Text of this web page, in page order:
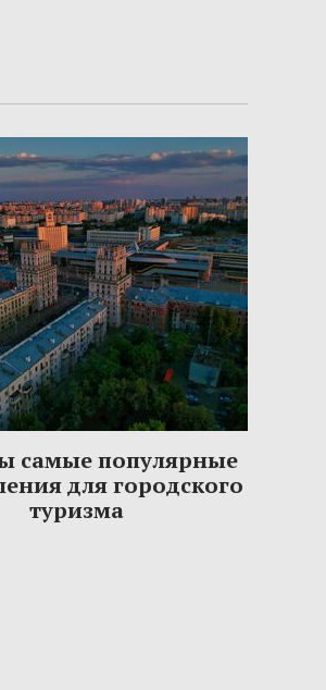
самые популярные
для городского
туризма